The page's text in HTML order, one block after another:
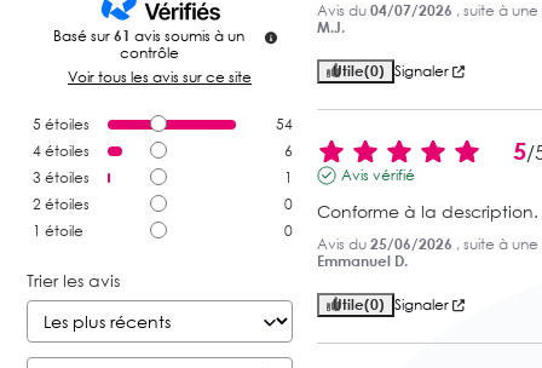
Basé sur 61 avis soumis à un
contrôle
Voir tous les avis sur ce site
5 étoiles
54
4 étoiles
6
3 étoiles
1
2 étoiles
0
1 étoile 0
Trier les avis
Avis du 04/07/2026 , suite à
M.J.
Utile(0) Signaler
5/
Avis vérifié
Conforme à la description.
Avis du 25/06/2026 , suite à
Emmanuel D.
Utile(0) Signaler